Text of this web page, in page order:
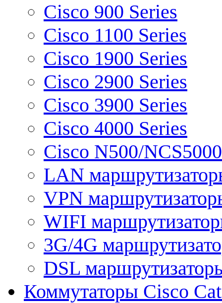
Cisco 900 Series
Cisco 1100 Series
Cisco 1900 Series
Cisco 2900 Series
Cisco 3900 Series
Cisco 4000 Series
Cisco N500/
LAN
VPN
WIFI
3G/4G
DSL
Коммутаторы Cisco